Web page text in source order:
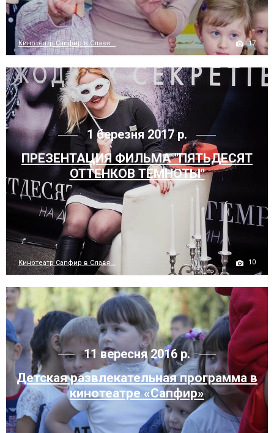
Кинотеатр Сапфир в Славя... 17
1 березня 2017 р.
ПРЕЗЕНТАЦИЯ ФИЛЬМА "ПЯТЬДЕСЯТ
ОТТЕНКОВ ТЕМНОТЫ"
Кинотеатр Сапфир в Славя... 10
11 вересня 2016 р.
Детская развлекательная программа в
кинотеатре «Сапфир»